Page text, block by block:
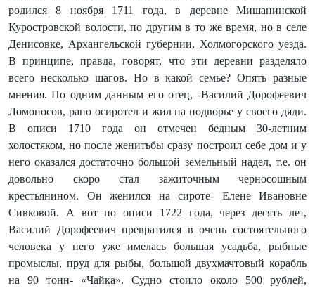
родился 8 ноября 1711 года, в деревне Мишанинской
Куростровской волости, по другим в то же время, но в селе
Денисовке, Архангельской губернии, Холмогорского уезда.
В принципе, правда, говорят, что эти деревни разделяло
всего несколько шагов. Но в какой семье? Опять разные
мнения. По одним данным его отец, -Василий Дорофеевич
Ломоносов, рано осиротел и жил на подворье у своего дяди.
В описи 1710 года он отмечен бедным 30-летним
холостяком, но после женитьбы сразу построил себе дом и у
него оказался достаточно большой земельный надел, т.е. он
довольно скоро стал зажиточным черносошным
крестьянином. Он женился на сироте- Елене Ивановне
Сивковой. А вот по описи 1722 года, через десять лет,
Василий Дорофеевич превратился в очень состоятельного
человека у него уже имелась большая усадьба, рыбные
промыслы, пруд для рыбы, большой двухмачтовый корабль
на 90 тонн- «Чайка». Судно стоило около 500 рублей,